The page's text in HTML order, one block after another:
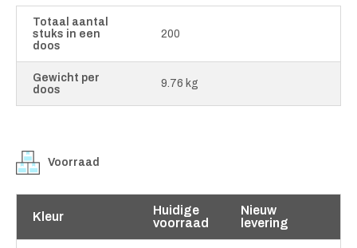
Totaal aantal
stuks in een
doos
200
Gewicht per
doos
9.76 kg
Voorraad
Kleur
Huidige
voorraad
Nieuw
levering